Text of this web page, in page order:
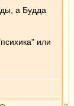
а Будда
или